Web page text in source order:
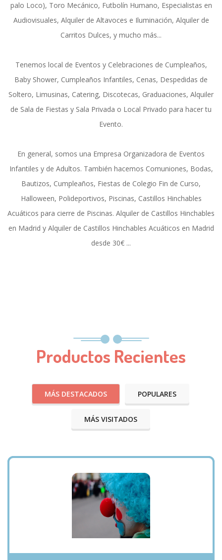
palo Loco), Toro Mecánico, Futbolín Humano, Especialistas en
Audiovisuales, Alquiler de Altavoces e Iluminación, Alquiler de
Carritos Dulces, y mucho más...
Tenemos local de Eventos y Celebraciones de Cumpleaños,
Baby Shower, Cumpleaños Infantiles, Cenas, Despedidas de
Soltero, Limusinas, Catering, Discotecas, Graduaciones, Alquiler
de Sala de Fiestas y Sala Privada o Local Privado para hacer tu
Evento.
En general, somos una Empresa Organizadora de Eventos
Infantiles y de Adultos. También hacemos Comuniones, Bodas,
Bautizos, Cumpleaños, Fiestas de Colegio Fin de Curso,
Halloween, Polideportivos, Piscinas, Castillos Hinchables
Acuáticos para cierre de Piscinas. Alquiler de Castillos Hinchables
en Madrid y Alquiler de Castillos Hinchables Acuáticos en Madrid
desde 30€ ...
Productos Recientes
MÁS DESTACADOS POPULARES
MÁS VISITADOS
VISTA RÁPIDA